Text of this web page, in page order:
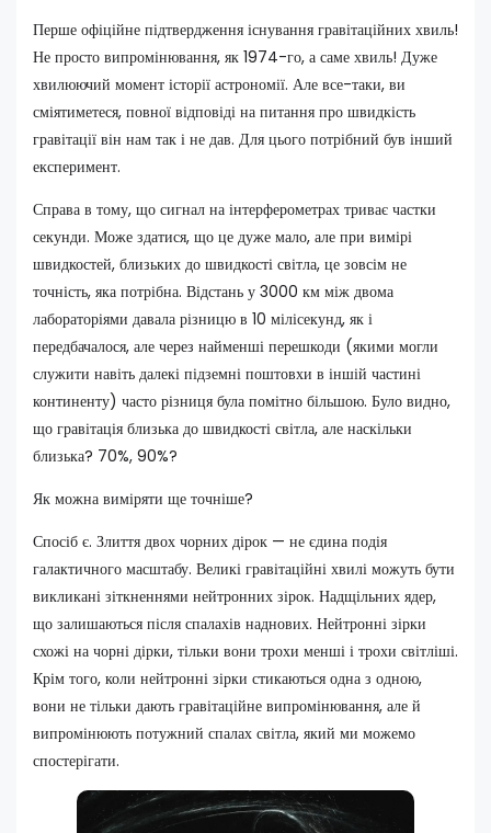
Перше офіційне підтвердження існування гравітаційних хвиль!
Не просто випромінювання, як 1974-го, а саме хвиль! Дуже
хвилюючий момент історії астрономії. Але все-таки, ви
сміятиметеся, повної відповіді на питання про швидкість
гравітації він нам так і не дав. Для цього потрібний був інший
експеримент.
Справа в тому, що сигнал на інтерферометрах триває частки
секунди. Може здатися, що це дуже мало, але при вимірі
швидкостей, близьких до швидкості світла, це зовсім не
точність, яка потрібна. Відстань у 3000 км між двома
лабораторіями давала різницю в 10 мілісекунд, як і
передбачалося, але через найменші перешкоди (якими могли
служити навіть далекі підземні поштовхи в іншій частині
континенту) часто різниця була помітно більшою. Було видно,
що гравітація близька до швидкості світла, але наскільки
близька? 70%, 90%?
Як можна виміряти ще точніше?
Спосіб є. Злиття двох чорних дірок — не єдина подія
галактичного масштабу. Великі гравітаційні хвилі можуть бути
викликані зіткненнями нейтронних зірок. Надщільних ядер,
що залишаються після спалахів наднових. Нейтронні зірки
схожі на чорні дірки, тільки вони трохи менші і трохи світліші.
Крім того, коли нейтронні зірки стикаються одна з одною,
вони не тільки дають гравітаційне випромінювання, але й
випромінюють потужний спалах світла, який ми можемо
спостерігати.